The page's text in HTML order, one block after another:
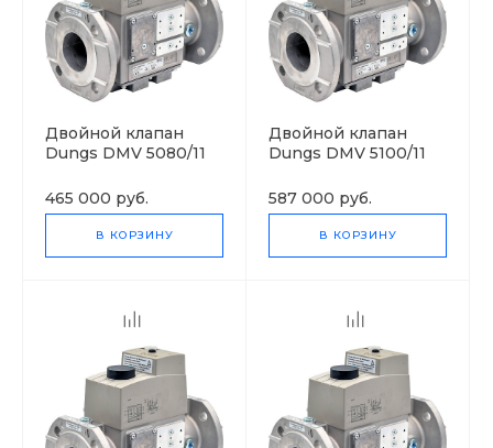
Двойной клапан
Dungs DMV 5080/11
465 000 руб.
В КОРЗИНУ
Двойной клапан
Dungs DMV 5100/11
587 000 руб.
В КОРЗИНУ